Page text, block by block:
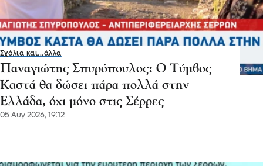
Σχόλια και...άλλα
Παναγιώτης Σπυρόπουλος: Ο Τύμβος
Καστά θα δώσει πάρα πολλά στην
Ελλάδα, όχι μόνο στις Σέρρες
05 Αυγ 2026, 19:12